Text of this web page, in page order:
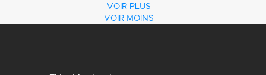
VOIR PLUS
VOIR MOINS